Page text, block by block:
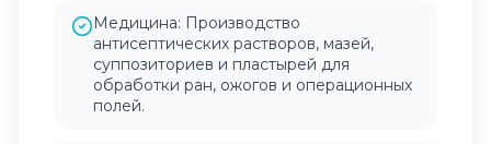
Медицина: Производство
антисептических растворов, мазей,
суппозиториев и пластырей для
обработки ран, ожогов и операционных
полей.